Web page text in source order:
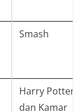
Smash
Harry Potter
dan Kamar